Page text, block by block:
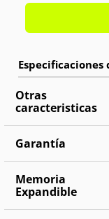
Otras
caracteristicas
Garantía
Memoria
Expandible